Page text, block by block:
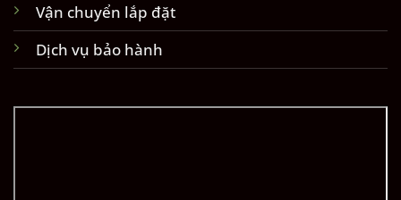
Vận chuyển lắp đặt
Dịch vụ bảo hành